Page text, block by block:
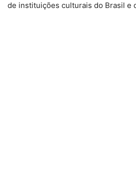
de instituições culturais do Brasil e